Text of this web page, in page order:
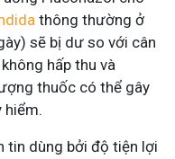
thông thường ở
sẽ bị dư so với cân
hấp thu và
thuốc có thể gây
hiểm.
tin dùng bởi độ tiện lợi